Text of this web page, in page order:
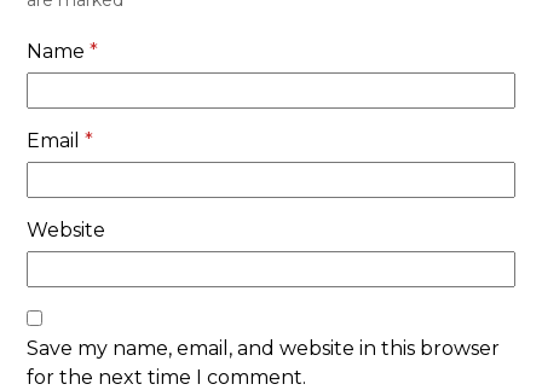
Name*
Email*
Website
Save my name, email, and website in this browser
for the next time I comment.